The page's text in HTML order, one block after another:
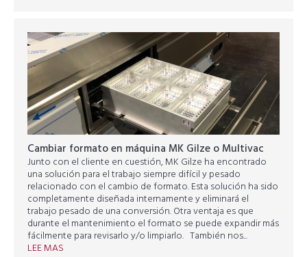
Cambiar formato en máquina MK Gilze o Multivac
Junto con el cliente en cuestión, MK Gilze ha encontrado
una solución para el trabajo siempre difícil y pesado
relacionado con el cambio de formato. Esta solución ha sido
completamente diseñada internamente y eliminará el
trabajo pesado de una conversión. Otra ventaja es que
durante el mantenimiento el formato se puede expandir más
fácilmente para revisarlo y/o limpiarlo. También nos...
LEE MAS